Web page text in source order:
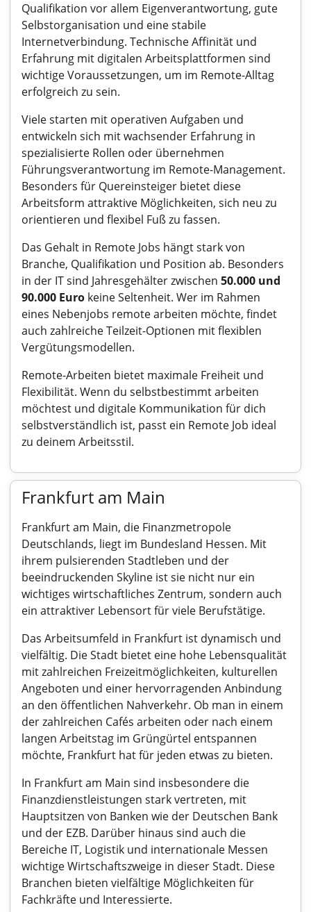
Qualifikation vor allem Eigenverantwortung, gute
Selbstorganisation und eine stabile
Internetverbindung. Technische Affinität und
Erfahrung mit digitalen Arbeitsplattformen sind
wichtige Voraussetzungen, um im Remote-Alltag
erfolgreich zu sein.
Viele starten mit operativen Aufgaben und
entwickeln sich mit wachsender Erfahrung in
spezialisierte Rollen oder übernehmen
Führungsverantwortung im Remote-Management.
Besonders für Quereinsteiger bietet diese
Arbeitsform attraktive Möglichkeiten, sich neu zu
orientieren und flexibel Fuß zu fassen.
Das Gehalt in Remote Jobs hängt stark von
Branche, Qualifikation und Position ab. Besonders
in der ITsind Jahresgehälter zwischen 50.000 und
90.000 Euro keine Seltenheit. Wer im Rahmen
eines Nebenjobs remote arbeiten möchte, findet
auch zahlreiche Teilzeit-Optionen mit flexiblen
Vergütungsmodellen.
Remote-Arbeiten bietet maximale Freiheit und
Flexibilität. Wenn du selbstbestimmt arbeiten
möchtest und digitale Kommunikation für dich
selbstverständlich ist, passt ein Remote Job ideal
zu deinem Arbeitsstil.
Frankfurt am Main
Frankfurt am Main, die Finanzmetropole
Deutschlands, liegt im Bundesland Hessen. Mit
ihrem pulsierenden Stadtleben und der
beeindruckenden Skyline ist sie nicht nur ein
wichtiges wirtschaftliches Zentrum, sondern auch
ein attraktiver Lebensort für viele Berufstätige.
Das Arbeitsumfeld in Frankfurt ist dynamisch und
vielfältig. Die Stadt bietet eine hohe Lebensqualität
mit zahlreichen Freizeitmöglichkeiten, kulturellen
Angeboten und einer hervorragenden Anbindung
an den öffentlichen Nahverkehr. Ob man in einem
der zahlreichen Cafés arbeiten oder nach einem
langen Arbeitstag im Grüngürtel entspannen
möchte, Frankfurt hat für jeden etwas zu bieten.
In Frankfurt am Main sind insbesondere die
Finanzdienstleistungen stark vertreten, mit
Hauptsitzen von Banken wie der Deutschen Bank
und der EZB. Darüber hinaus sind auch die
Bereiche IT, Logistik und internationale Messen
wichtige Wirtschaftszweige in dieser Stadt. Diese
Branchen bieten vielfältige Möglichkeiten für
Fachkräfte und Interessierte.